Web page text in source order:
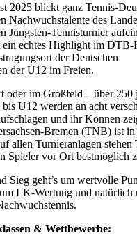
2025 blickt ganz Tennis-
Nachwuchstalente des
Jüngsten-Tennisturnier
ein echtes Highlight im DTB-
der Deutschen
der U12 im Freien.
oder im Großfeld – über 250
U12 werden an acht
und ihr Können
Bremen (TNB) ist in
allen Turnieranlagen
Spieler vor Ort bestmöglich
Sieg geht’s um wertvolle
LK-Wertung und natürlich
& Wettbewerbe: